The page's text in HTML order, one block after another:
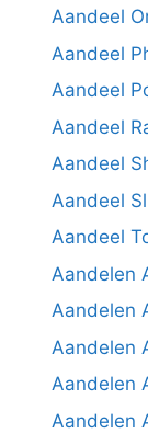
Aandeel
Aandeel
Aandeel
Aandeel
Aandeel
Aandeel
Aandeel
Aandelen
Aandelen
Aandelen
Aandelen
Aandelen